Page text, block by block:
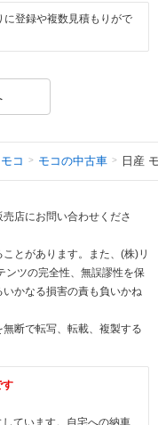
に登録や複数見積もりがで
モコ モコの中古車 日産
店にお問い合わせくださ
とがあります。また、(株)リ
ンツの完全性、無誤謬性を保
かなる損害の責も負いかね
断で転写、転載、複製する
す
ています。自宅への納車